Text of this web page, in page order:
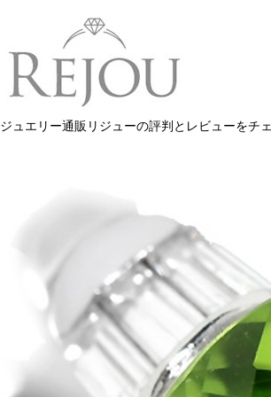
ジュエリー通販リジューの評判とレビューをチ